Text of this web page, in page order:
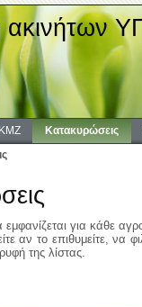
ακινήτων
Κατακυρώσεις
για κάθε
αν το επιθυμείτε, να
της λίστας.